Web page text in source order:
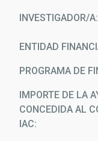
INVESTIGADOR/A
ENTIDAD
PROGRAMA DE
IMPORTE DE LA
CONCEDIDA AL
IAC